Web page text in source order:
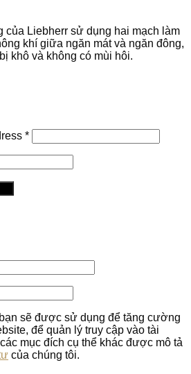
của Liebherr sử dụng hai mạch làm
khí giữa ngăn mát và ngăn đông,
khô và không có mùi hôi.
*
sẽ được sử dụng để tăng cường
để quản lý truy cập vào tài
mục đích cụ thể khác được mô tả
của chúng tôi.